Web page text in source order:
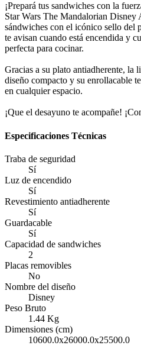
¡Prepará tus sandwiches con la
Star Wars The Mandalorian Disney
sándwiches con el icónico sello del
te avisan cuando está encendida y
perfecta para cocinar.
Gracias a su plato antiadherente, la
diseño compacto y su enrollacable
en cualquier espacio.
¡Que el desayuno te acompañe!
Especificaciones Técnicas
Traba de seguridad
Sí
Luz de encendido
Sí
Revestimiento antiadherente
Sí
Guardacable
Sí
Capacidad de sandwiches
2
Placas removibles
No
Nombre del diseño
Disney
Peso Bruto
1.44 Kg
Dimensiones (cm)
10600.0x26000.0x25500.0